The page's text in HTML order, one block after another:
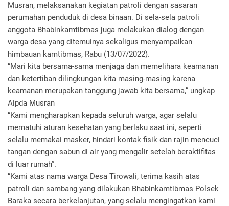
Musran, melaksanakan kegiatan patroli dengan sasaran
perumahan penduduk di desa binaan. Di sela-sela patroli
anggota Bhabinkamtibmas juga melakukan dialog dengan
warga desa yang ditemuinya sekaligus menyampaikan
himbauan kamtibmas, Rabu (13/07/2022).
“Mari kita bersama-sama menjaga dan memelihara keamanan
dan ketertiban dilingkungan kita masing-masing karena
keamanan merupakan tanggung jawab kita bersama,” ungkap
Aipda Musran
“Kami mengharapkan kepada seluruh warga, agar selalu
mematuhi aturan kesehatan yang berlaku saat ini, seperti
selalu memakai masker, hindari kontak fisik dan rajin mencuci
tangan dengan sabun di air yang mengalir setelah beraktifitas
di luar rumah”.
“Kami atas nama warga Desa Tirowali, terima kasih atas
patroli dan sambang yang dilakukan Bhabinkamtibmas Polsek
Baraka secara berkelanjutan, yang selalu mengingatkan kami